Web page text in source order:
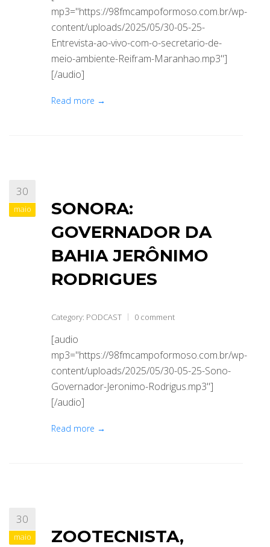
mp3="https://98fmcampoformoso.com.br/wp-
content/uploads/2025/05/30-05-25-
Entrevista-ao-vivo-com-o-secretario-de-
meio-ambiente-Reifram-Maranhao.mp3"]
[/audio]
Read more →
30
maio
SONORA:
GOVERNADOR DA
BAHIA JERÔNIMO
RODRIGUES
Category: PODCAST 0 comment
[audio
mp3="https://98fmcampoformoso.com.br/wp-
content/uploads/2025/05/30-05-25-Sono-
Governador-Jeronimo-Rodrigus.mp3"]
[/audio]
Read more →
30
maio
ZOOTECNISTA,